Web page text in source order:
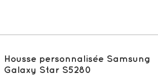
Housse personnalisée Samsung
Galaxy Star S5280